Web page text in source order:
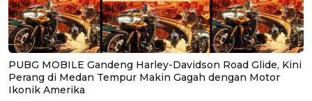
PUBG MOBILE Gandeng Harley-Davidson Road Glide, Kini
Perang di Medan Tempur Makin Gagah dengan Motor
Ikonik Amerika